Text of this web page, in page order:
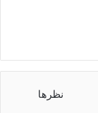
نظرها